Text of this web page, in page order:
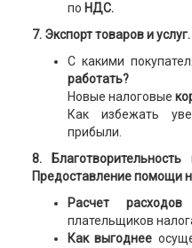
по НДС.
7. Экспорт товаров и услуг.
С какими
работать?
Новые налоговые
Как избежать
прибыли.
8.
Предоставление помощи
Расчет расходов
плательщиков
Как выгоднее